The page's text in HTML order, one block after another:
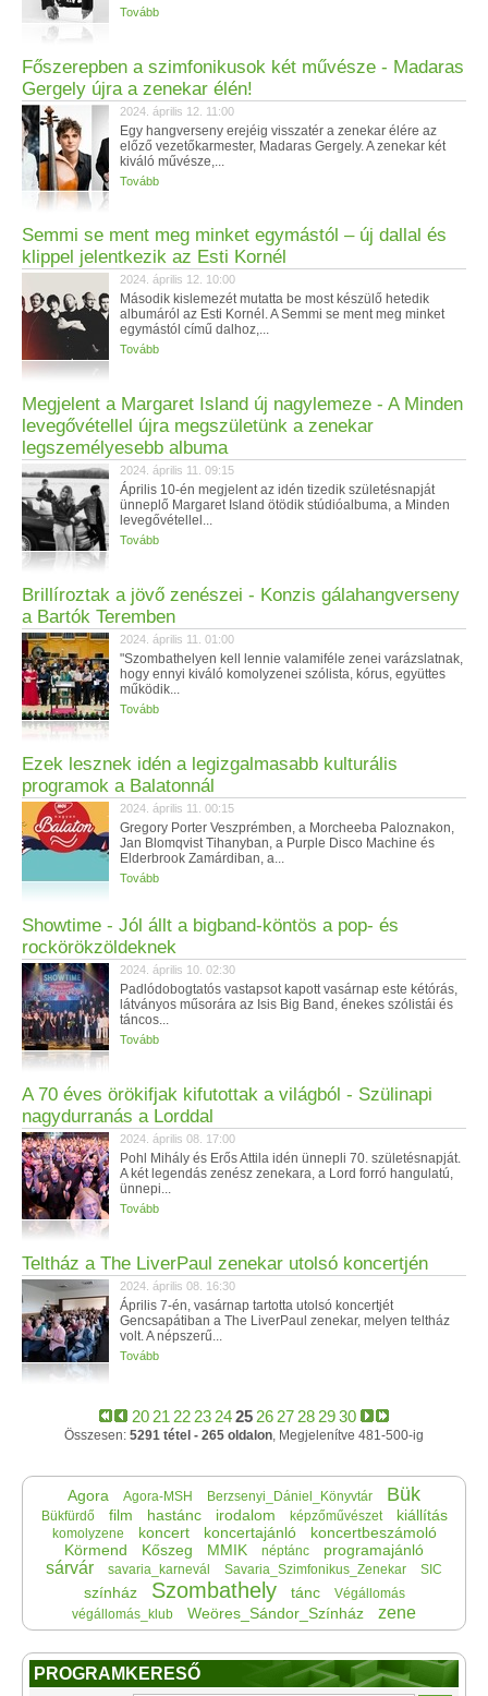
Tovább
Főszerepben a szimfonikusok két művésze - Madaras
Gergely újra a zenekar élén!
2024. április 12. 11:00
Egy hangverseny erejéig visszatér a zenekar élére az
előző vezetőkarmester, Madaras Gergely. A zenekar két
kiváló művésze,...
Tovább
Semmi se ment meg minket egymástól – új dallal és
klippel jelentkezik az Esti Kornél
2024. április 12. 10:00
Második kislemezét mutatta be most készülő hetedik
albumáról az Esti Kornél. A Semmi se ment meg minket
egymástól című dalhoz,...
Tovább
Megjelent a Margaret Island új nagylemeze - A Minden
levegővétellel újra megszületünk a zenekar
legszemélyesebb albuma
2024. április 11. 09:15
Április 10-én megjelent az idén tizedik születésnapját
ünneplő Margaret Island ötödik stúdióalbuma, a Minden
levegővétellel...
Tovább
Brillíroztak a jövő zenészei - Konzis gálahangverseny
a Bartók Teremben
2024. április 11. 01:00
"Szombathelyen kell lennie valamiféle zenei varázslatnak,
hogy ennyi kiváló komolyzenei szólista, kórus, együttes
működik...
Tovább
Ezek lesznek idén a legizgalmasabb kulturális
programok a Balatonnál
2024. április 11. 00:15
Gregory Porter Veszprémben, a Morcheeba Paloznakon,
Jan Blomqvist Tihanyban, a Purple Disco Machine és
Elderbrook Zamárdiban, a...
Tovább
Showtime - Jól állt a bigband-köntös a pop- és
rockörökzöldeknek
2024. április 10. 02:30
Padlódobogtatós vastapsot kapott vasárnap este kétórás,
látványos műsorára az Isis Big Band, énekes szólistái és
táncos...
Tovább
A 70 éves örökifjak kifutottak a világból - Szülinapi
nagydurranás a Lorddal
2024. április 08. 17:00
Pohl Mihály és Erős Attila idén ünnepli 70. születésnapját.
A két legendás zenész zenekara, a Lord forró hangulatú,
ünnepi...
Tovább
Teltház a The LiverPaul zenekar utolsó koncertjén
2024. április 08. 16:30
Április 7-én, vasárnap tartotta utolsó koncertjét
Gencsapátiban a The LiverPaul zenekar, melyen teltház
volt. A népszerű...
Tovább
20 21 22 23 2425 26 27 28 2930
Összesen: 5291 tétel - 265 oldalon, Megjelenítve 481-500-ig
Agora Agora-MSH Berzsenyi_Dániel_Könyvtár Bük
Bükfürdő film hastánc irodalom képzőművészet kiállítás
komolyzene koncert koncertajánló
koncertbeszámoló
Körmend
Kőszeg MMIK néptánc programajánló
sárvár savaria_karnevál Savaria_Szimfonikus_Zenekar SIC
színház Szombathely tánc
Végállomás
végállomás_klub
Weöres_Sándor_Színház zene
PROGRAMKERESŐ